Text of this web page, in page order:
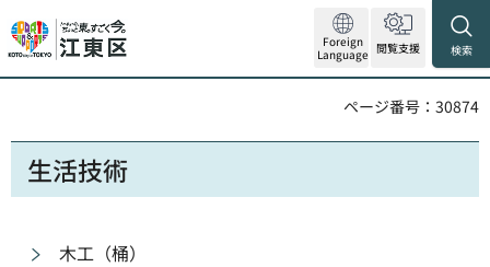
Foreign
Language 閲覧支援 検索
ページ番号：30874
生活技術
木工（桶）